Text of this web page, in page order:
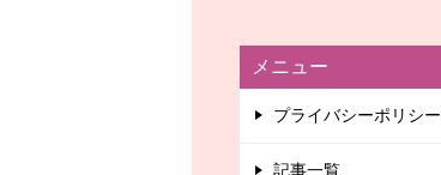
メニュー
プライバシーポリシー
記事一覧